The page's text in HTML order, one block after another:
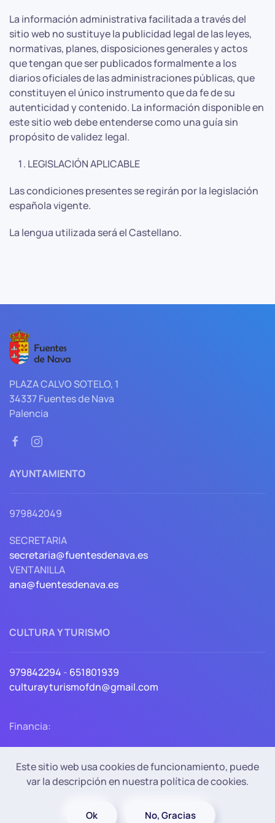
La información administrativa facilitada a través del
sitio web no sustituye la publicidad legal de las leyes,
normativas, planes, disposiciones generales y actos
que tengan que ser publicados formalmente a los
diarios oficiales de las administraciones públicas, que
constituyen el único instrumento que da fe de su
autenticidad y contenido. La información disponible en
este sitio web debe entenderse como una guía sin
propósito de validez legal.
LEGISLACIÓN APLICABLE
Las condiciones presentes se regirán por la legislación
española vigente.
La lengua utilizada será el Castellano.
PLAZA CALVO SOTELO, 1
34337 Fuentes de Nava
Palencia
AYUNTAMIENTO
979842049
SECRETARIA
secretaria@fuentesdenava.es
VENTANILLA
ana@fuentesdenava.es
CULTURA Y TURISMO
979842294 - 651801939
culturayturismofdn@gmail.com
Financia:
Política de Privacidad
Política de cookies
Este sitio web usa cookies de funcionamiento, puede
var la descripción en nuestra política de cookies.
Ok No, Gracias